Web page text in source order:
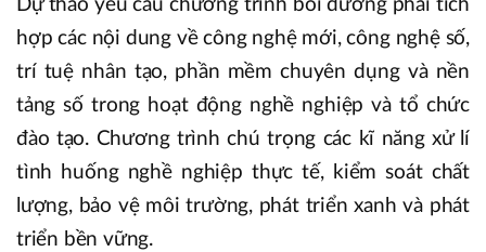
Dự thảo yêu cầu chương trình bồi dưỡng phải tích
hợp các nội dung về công nghệ mới, công nghệ số,
trí tuệ nhân tạo, phần mềm chuyên dụng và nền
tảng số trong hoạt động nghề nghiệp và tổ chức
đào tạo. Chương trình chú trọng các kĩ năng xử lí
tình huống nghề nghiệp thực tế, kiểm soát chất
lượng, bảo vệ môi trường, phát triển xanh và phát
triển bền vững.